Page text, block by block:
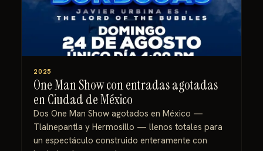
2025
One Man Show con entradas agotadas
en Ciudad de México
Dos One Man Show agotados en México —
Tlalnepantla y Hermosillo — llenos totales para
un espectáculo construido enteramente con